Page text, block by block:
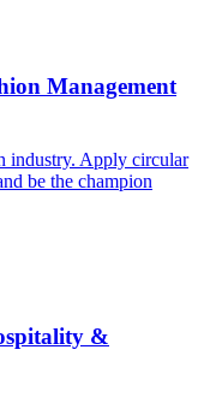
Management
industry. Apply circular
be the champion
&